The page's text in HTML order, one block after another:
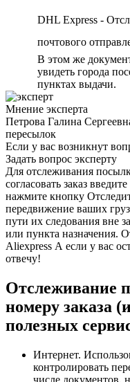
DHL Express -
почтового
В этом же
увидеть города
пунктах выдачи.
Мнение эксперта
Петрова Галина
пересылок
Если у вас возникнут
Задать вопрос эксперту
Для отслеживания
согласовать заказ
нажмите кнопку
передвижение ваших
пути их следования вне
или пункта назначения.
Aliexpress А если у вас
отвечу!
Отслеживание
номеру заказа
полезных
Интернет.
контролировать
числе документов,